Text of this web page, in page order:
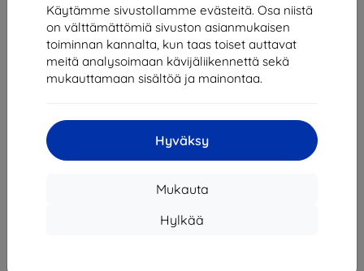
Käytämme sivustollamme evästeitä. Osa niistä
on välttämättömiä sivuston asianmukaisen
toiminnan kannalta, kun taas toiset auttavat
meitä analysoimaan kävijäliikennettä sekä
mukauttamaan sisältöä ja mainontaa.
Hyväksy
Mukauta
Hylkää
«
Shield-SK s.r.o.
SK2023549671